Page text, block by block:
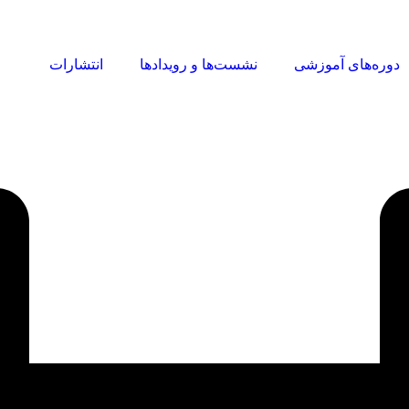
مقالات دوره‌های آموزشی نشست‌ها و رویدادها